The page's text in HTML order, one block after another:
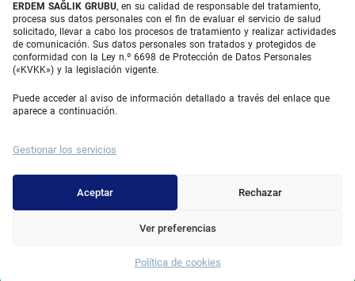
ERDEM SAĞLIK GRUBU, en su calidad de responsable del tratamiento,
procesa sus datos personales con el fin de evaluar el servicio de salud
solicitado, llevar a cabo los procesos de tratamiento y realizar actividades
de comunicación. Sus datos personales son tratados y protegidos de
conformidad con la Ley n.º 6698 de Protección de Datos Personales
(«KVKK») y la legislación vigente.
Puede acceder al aviso de información detallado a través del enlace que
aparece a continuación.
Gestionar los servicios
Aceptar Rechazar
Ver preferencias
Política de cookies
About Erdem
Quiénes somos
Unidades Médicas
Equipo médico
© 2025 Erdem Hospital. All Rights Reserved.
Whatsapp